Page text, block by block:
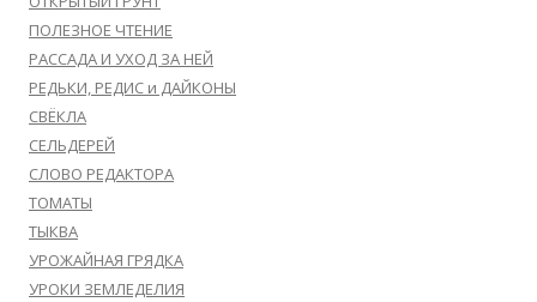
ПОЛЕЗНОЕ ЧТЕНИЕ
РАССАДА И УХОД ЗА НЕЙ
РЕДЬКИ, РЕДИС и ДАЙКОНЫ
СВЁКЛА
СЕЛЬДЕРЕЙ
СЛОВО РЕДАКТОРА
ТОМАТЫ
ТЫКВА
УРОЖАЙНАЯ ГРЯДКА
УРОКИ ЗЕМЛЕДЕЛИЯ